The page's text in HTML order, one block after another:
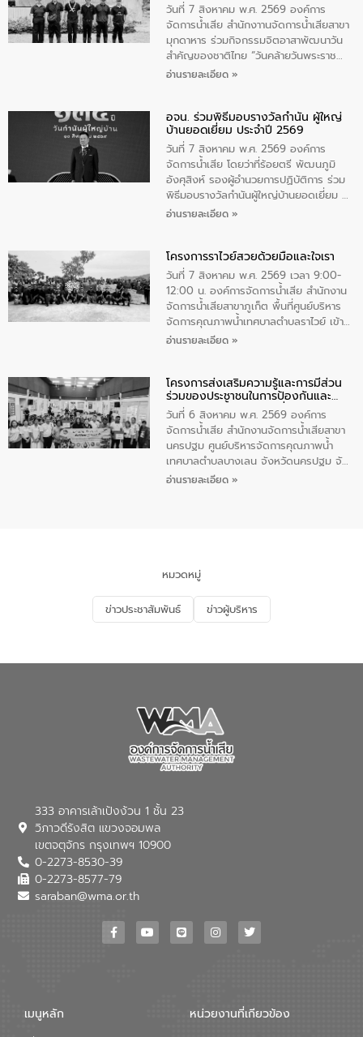
วันที่ 7 สิงหาคม พ.ศ. 2569 องค์การ
จัดการน้ำเสีย สำนักงาานจัดการน้ำเสียสาขา
มุกดาหาร ร่วมกิจกรรมจิตอาสาพัฒนาวัน
สําคัญของชาติไทย “วันคล้ายวันพระราช
สมภพ สมเด็จพระนางเจ้าสิริกิติ์พระบรม
ทิพย์คำ รองผู้ว่าราชการจังหวัดมุกดาหาร
เป็นประธานในพิธี ณ เรือนจําชั่วคราวนาโสก
ตําบลนาโสก อําเภอเมืองมุกดาหาร จังหวัด
มุกดาหาร โดยในกิจกรรมได้ร่วมปลูกป่า และ
ทําความสะอาดภายในบริเวณ จัดกิจกรรม
เพื่อถวายเป็นพระราชกุศล สมเด็จพระนาง
เจ้าสิริกิติ์พระบรมราชินีนาถ พระบรมราช
อ่านรายละเอียด »
อจน. ร่วมพิธีมอบรางวัลกำนัน ผู้ใหญ่
บ้านยอดเยี่ยม ประจำปี 2569
วันที่ 7 สิงหาคม พ.ศ. 2569 องค์การ
จัดการน้ำเสีย โดยว่าที่ร้อยตรี พัฒนภูมิ
อังศุสิงห์ รองผู้อำนวยการปฏิบัติการ ร่วม
พิธีมอบรางวัลกำนันผู้ใหญ่บ้านยอดเยี่ยม ณ
ทำเนียบรัฐบาล โดยมีนายอนุทิน ชาญวีรกูล
ทองคำและประกาศเกียรติคุณให้แก่ กำนัน
ผู้ใหญ่บ้านยอดเยี่ยม พร้อมกล่าวชื่นชม ให้
โอวาท และมอบนโยบาย
อ่านรายละเอียด »
โครงการราไวย์สวยด้วยมือและใจเรา
วันที่ 7 สิงหาคม พ.ศ. 2569 เวลา 9:00-
12:00 น. องค์การจัดการน้ำเสีย สำนักงาน
จัดการน้ำเสียสาขาภูเก็ต พื้นที่ศูนย์บริหาร
จัดการคุณภาพน้ำเทศบาลตำบลราไวย์ เข้า
ร่วมโครงการราไวย์สวยด้วยมือและใจเรา
ประชาชน ตัวแทนจากโรงแรมต่างๆ ในเขต
เทศบาลตำบลราไวย์ ศูนย์บริหารจัดการ
คุณภาพน้ำเทศบาลตำบลราไวย์ นำโดยนาย
น้อย แก้วเศษ ผู้จัดการสำนักงานจัดการน้ำ
เสียสาขาภูเก็ต พร้อมด้วยเจ้าหน้าที่ จำนวน
5 คน ร่วมทำกิจกรรม ทำความสะอาด
ชายหาดและแหล่งท่องเที่ยว ณ บริเวณ
อ่านรายละเอียด »
โครงการส่งเสริมความรู้และการมีส่วน
ร่วมของประชาชนในการป้องกันและ
แก้ไขปัญหาน้ำเสียอย่างยั่งยืน
วันที่ 6 สิงหาคม พ.ศ. 2569 องค์การ
จัดการน้ำเสีย สำนักงานจัดการน้ำเสียสาขา
นครปฐม ศูนย์บริหารจัดการคุณภาพน้ำ
เทศบาลตำบลบางเลน จังหวัดนครปฐม จัด
กิจกรรมภายใต้โครงการส่งเสริมความรู้และ
จัดการน้ำเสียและสร้างจิตสำนึกในการ
อนุรักษ์สิ่งแวดล้อม ในหัวข้อ “น้ำเสียชุมชน
และการบำบัดน้ำเสียเบื้องต้น” โดยให้ความรู้
เกี่ยวกับสาเหตุและผลกระทบของน้ำเสีย
ณ เทศบาลตำบลบางเลน จังหวัดนครปฐม
อ่านรายละเอียด »
หมวดหมู่
ข่าวประชาสัมพันธ์ ข่าวผู้บริหาร
333 อาคารเล้าเป้งง้วน 1 ชั้น 23
วิภาวดีรังสิต แขวงจอมพล
เขตจตุจักร กรุงเทพฯ 10900
0-2273-8530-39
0-2273-8577-79
saraban@wma.or.th
เมนูหลัก หน่วยงานที่เกียวข้อง